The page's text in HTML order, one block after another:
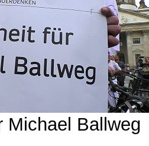
Michael Ballweg